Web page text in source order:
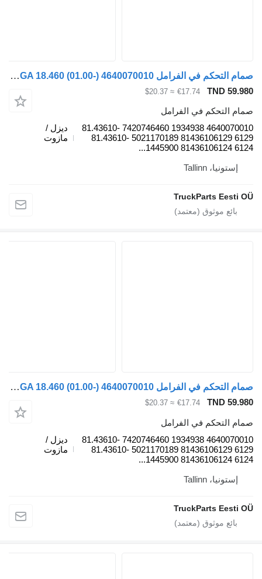
صمام التحكم في الفرامل WABCO TGA 18.460 (01.00-) 4640070010 لـ السيارات القاطرة MAN 4-series, TGA (1993-2009)
TND
€17.74
≈ $20.37
التحكم في الفرامل
4640070010 1934938 7420746460 81.43610-
6129 81436106129 5021170189 81.43610-
6124 81436106124
ديزل /
مازوت
إستونيا، Tallinn
TruckParts Eesti
صمام التحكم في الفرامل WABCO TGA 18.460 (01.00-) 4640070010 لـ السيارات القاطرة MAN 4-series, TGA (1993-2009)
TND
€17.74
≈ $20.37
التحكم في الفرامل
4640070010 1934938 7420746460 81.43610-
6129 81436106129 5021170189 81.43610-
6124 81436106124
ديزل /
مازوت
إستونيا، Tallinn
TruckParts Eesti